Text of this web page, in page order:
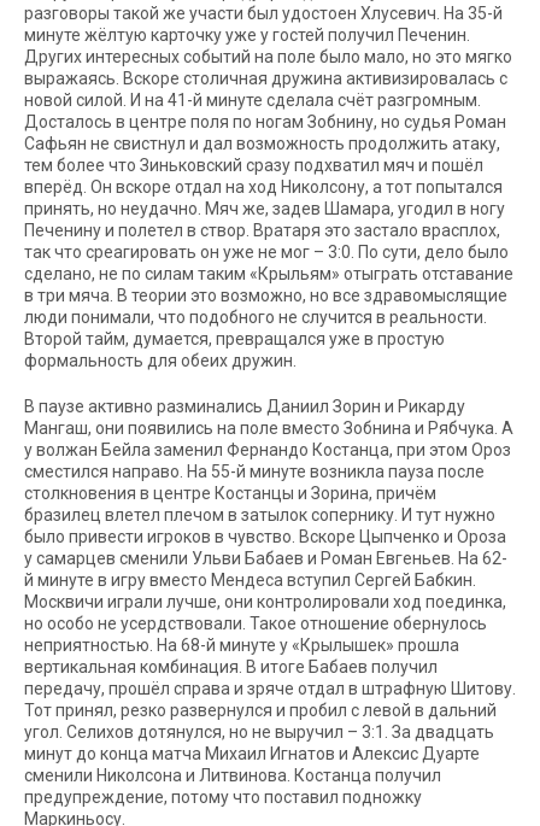
разговоры такой же участи был удостоен Хлусевич. На 35-й
минуте жёлтую карточку уже у гостей получил Печенин.
Других интересных событий на поле было мало, но это мягко
выражаясь. Вскоре столичная дружина активизировалась с
новой силой. И на 41-й минуте сделала счёт разгромным.
Досталось в центре поля по ногам Зобнину, но судья Роман
Сафьян не свистнул и дал возможность продолжить атаку,
тем более что Зиньковский сразу подхватил мяч и пошёл
вперёд. Он вскоре отдал на ход Николсону, а тот попытался
принять, но неудачно. Мяч же, задев Шамара, угодил в ногу
Печенину и полетел в створ. Вратаря это застало врасплох,
так что среагировать он уже не мог – 3:0. По сути, дело было
сделано, не по силам таким «Крыльям» отыграть отставание
в три мяча. В теории это возможно, но все здравомыслящие
люди понимали, что подобного не случится в реальности.
Второй тайм, думается, превращался уже в простую
формальность для обеих дружин.
В паузе активно разминались Даниил Зорин и Рикарду
Мангаш, они появились на поле вместо Зобнина и Рябчука. А
у волжан Бейла заменил Фернандо Костанца, при этом Ороз
сместился направо. На 55-й минуте возникла пауза после
столкновения в центре Костанцы и Зорина, причём
бразилец влетел плечом в затылок сопернику. И тут нужно
было привести игроков в чувство. Вскоре Цыпченко и Ороза
у самарцев сменили Ульви Бабаев и Роман Евгеньев. На 62-
й минуте в игру вместо Мендеса вступил Сергей Бабкин.
Москвичи играли лучше, они контролировали ход поединка,
но особо не усердствовали. Такое отношение обернулось
неприятностью. На 68-й минуте у «Крылышек» прошла
вертикальная комбинация. В итоге Бабаев получил
передачу, прошёл справа и зряче отдал в штрафную Шитову.
Тот принял, резко развернулся и пробил с левой в дальний
угол. Селихов дотянулся, но не выручил – 3:1. За двадцать
минут до конца матча Михаил Игнатов и Алексис Дуарте
сменили Николсона и Литвинова. Костанца получил
предупреждение, потому что поставил подножку
Маркиньосу.